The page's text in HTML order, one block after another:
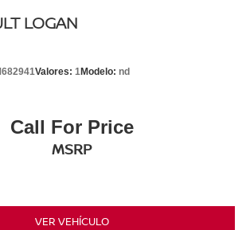
LOGAN
Valores: 1Modelo: nd
Call For Price
MSRP
VER VEHÍCULO